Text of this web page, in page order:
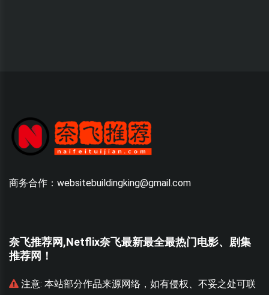
商务合作：websitebuildingking@gmail.com
奈飞推荐网,Netflix奈飞最新最全最热门电影、剧集
推荐网！
注意: 本站部分作品来源网络，如有侵权、不妥之处可联